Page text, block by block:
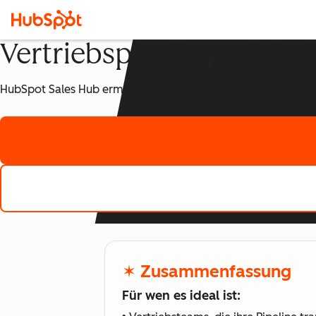
Vertriebspipeline mit
HubSpot Sales Hub ermöglicht Vertriebsteams, ihre
✶ Zusammenfassung
Für wen es ideal ist: